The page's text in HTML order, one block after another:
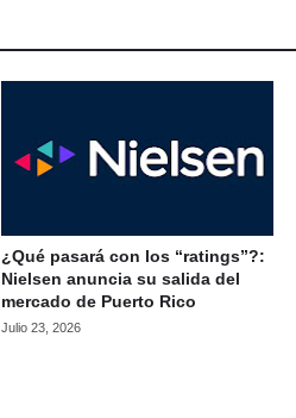
¿Qué pasará con los “ratings”?:
Nielsen anuncia su salida del
mercado de Puerto Rico
Julio 23, 2026